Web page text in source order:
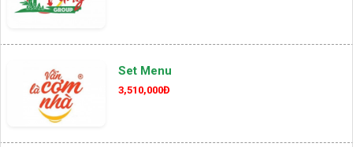
Set Menu
3,510,000Đ